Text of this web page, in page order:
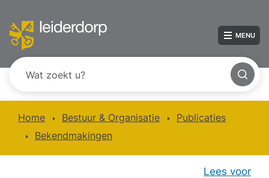
MENU
Home Bestuur & Organisatie
Publicaties
Bekendmakingen
Lees voor